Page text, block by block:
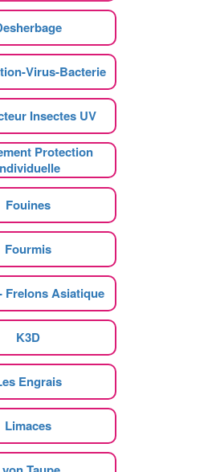
Virus-Bacterie
Insectes UV
Protection
Fouines
Fourmis
Frelons Asiatique
K3D
Engrais
Limaces